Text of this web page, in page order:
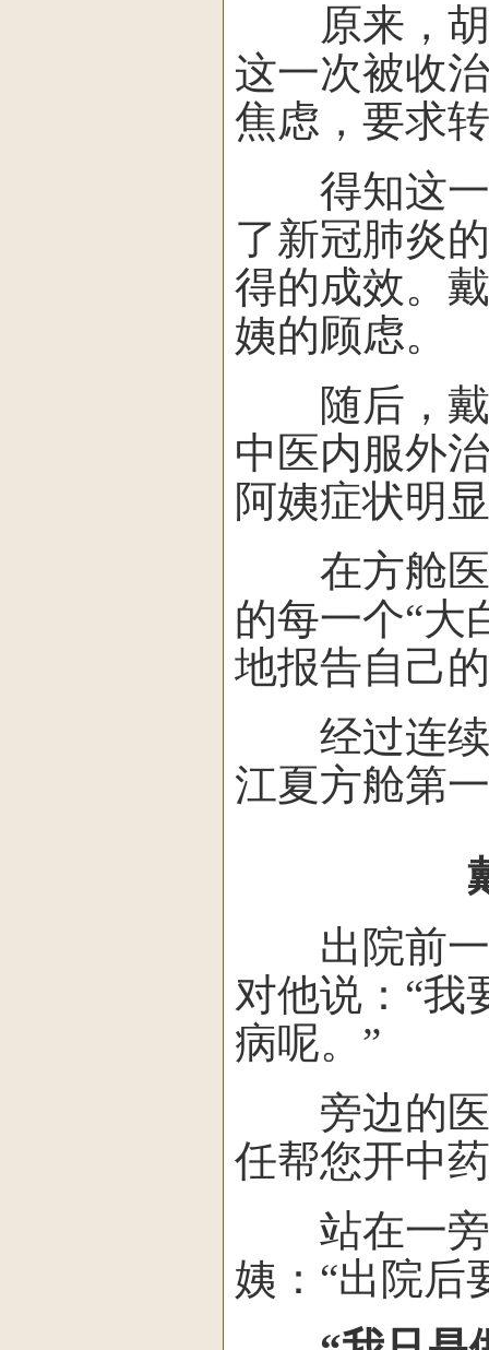
原来，胡
这一次被收
焦虑，要求
得知这一
了新冠肺炎
得的成效。
姨的顾虑。
随后，戴
中医内服外
阿姨症状明
在方舱医
的每一个“大
地报告自己
经过连续3
江夏方舱第
出院前一
对他说：“我
病呢。”
旁边的医
任帮您开中
站在一旁
姨：“出院后